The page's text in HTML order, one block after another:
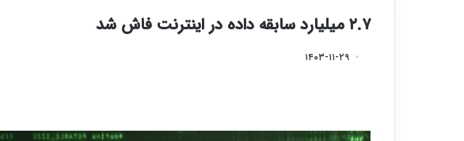
۲.۷ میلیارد سابقه داده در اینترنت فاش شد
۱۴۰۳-۱۱-۲۹